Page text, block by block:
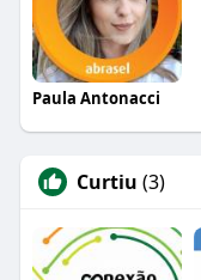
Paula Antonacci
Curtiu (3)